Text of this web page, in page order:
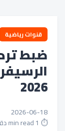
قنوات رياضية
2026
2026-06-18
⏱️ 1 min read دقائق قراءة